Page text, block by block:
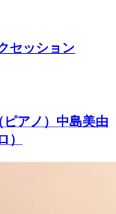
セッション
アノ）中島美由
）